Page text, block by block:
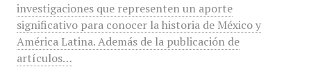
investigaciones que representen un aporte
significativo para conocer la historia de México y
América Latina. Además de la publicación de
artículos…